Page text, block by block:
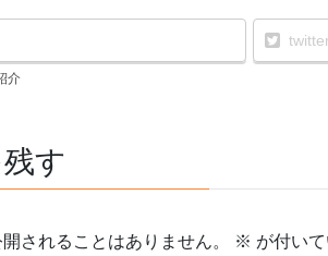
twitter
介
す
されることはありません。 ※ が付い